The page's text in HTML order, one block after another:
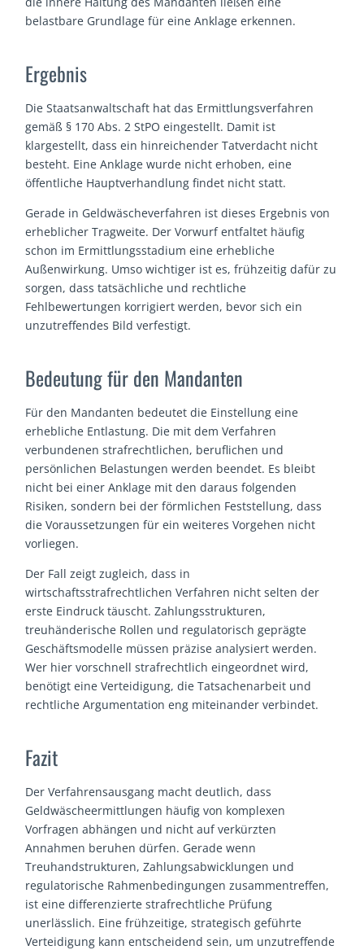
belastbare Grundlage für eine Anklage erkennen.
Ergebnis
Die Staatsanwaltschaft hat das Ermittlungsverfahren
gemäß § 170 Abs. 2 StPO eingestellt. Damit ist
klargestellt, dass ein hinreichender Tatverdacht nicht
besteht. Eine Anklage wurde nicht erhoben, eine
öffentliche Hauptverhandlung findet nicht statt.
Gerade in Geldwäscheverfahren ist dieses Ergebnis von
erheblicher Tragweite. Der Vorwurf entfaltet häufig
schon im Ermittlungsstadium eine erhebliche
Außenwirkung. Umso wichtiger ist es, frühzeitig dafür zu
sorgen, dass tatsächliche und rechtliche
Fehlbewertungen korrigiert werden, bevor sich ein
unzutreffendes Bild verfestigt.
Bedeutung für den Mandanten
Für den Mandanten bedeutet die Einstellung eine
erhebliche Entlastung. Die mit dem Verfahren
verbundenen strafrechtlichen, beruflichen und
persönlichen Belastungen werden beendet. Es bleibt
nicht bei einer Anklage mit den daraus folgenden
Risiken, sondern bei der förmlichen Feststellung, dass
die Voraussetzungen für ein weiteres Vorgehen nicht
vorliegen.
Der Fall zeigt zugleich, dass in
wirtschaftsstrafrechtlichen Verfahren nicht selten der
erste Eindruck täuscht. Zahlungsstrukturen,
treuhänderische Rollen und regulatorisch geprägte
Geschäftsmodelle müssen präzise analysiert werden.
Wer hier vorschnell strafrechtlich eingeordnet wird,
benötigt eine Verteidigung, die Tatsachenarbeit und
rechtliche Argumentation eng miteinander verbindet.
Fazit
Der Verfahrensausgang macht deutlich, dass
Geldwäscheermittlungen häufig von komplexen
Vorfragen abhängen und nicht auf verkürzten
Annahmen beruhen dürfen. Gerade wenn
Treuhandstrukturen, Zahlungsabwicklungen und
regulatorische Rahmenbedingungen zusammentreffen,
ist eine differenzierte strafrechtliche Prüfung
unerlässlich. Eine frühzeitige, strategisch geführte
Verteidigung kann entscheidend sein, um unzutreffende